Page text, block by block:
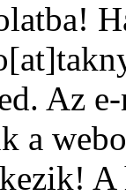
Az
a